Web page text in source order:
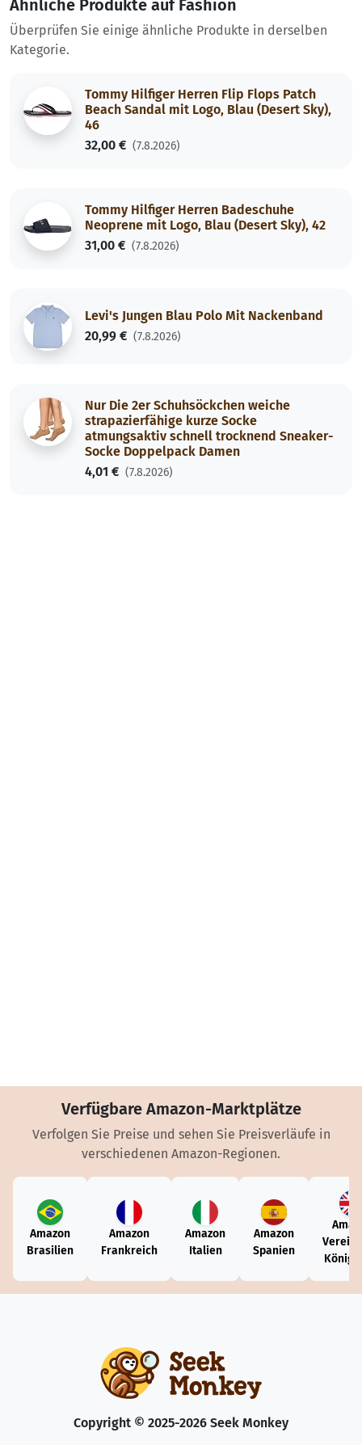
Ähnliche Produkte auf Fashion
Überprüfen Sie einige ähnliche Produkte in derselben
Kategorie.
Tommy Hilfiger Herren Flip Flops Patch
Beach Sandal mit Logo, Blau (Desert Sky),
46
32,00 € (7.8.2026)
Tommy Hilfiger Herren Badeschuhe
Neoprene mit Logo, Blau (Desert Sky), 42
31,00 € (7.8.2026)
Levi's Jungen Blau Polo Mit Nackenband
20,99 € (7.8.2026)
Nur Die 2er Schuhsöckchen weiche
strapazierfähige kurze Socke
atmungsaktiv schnell trocknend Sneaker-
Socke Doppelpack Damen
4,01 € (7.8.2026)
Verfügbare Amazon-Marktplätze
Verfolgen Sie Preise und sehen Sie Preisverläufe in
verschiedenen Amazon-Regionen.
Amazon
Brasilien
Amazon
Frankreich
Amazon
Italien
Amazon
Spanien
Copyright © 2025-2026 Seek Monkey